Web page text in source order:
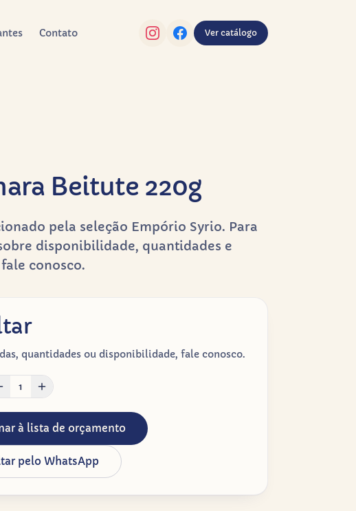
Contato Ver catálogo
Beitute 220g
pela seleção Empório Syrio. Para
disponibilidade, quantidades e
conosco.
quantidades ou disponibilidade, fale conosco.
1
à lista de orçamento
pelo WhatsApp